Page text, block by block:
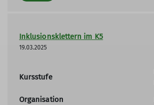
Inklusionsklettern im K5
19.03.2025
Kursstufe
Organisation